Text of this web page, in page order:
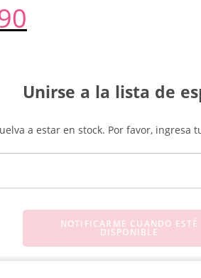
actual
Unirse a la lista de
a estar en stock. Por favor, ingresa
NOTIFICARME CUANDO ESTÉ
DISPONIBLE